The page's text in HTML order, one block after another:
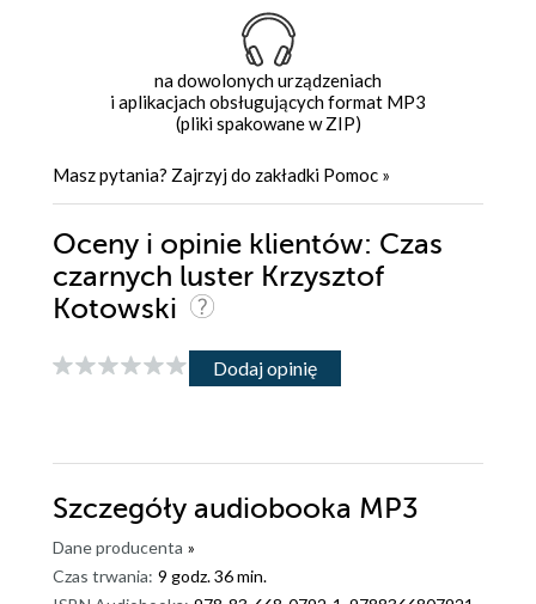
na dowolonych urządzeniach
i aplikacjach obsługujących format MP3
(pliki spakowane w ZIP)
Masz pytania? Zajrzyj do zakładki Pomoc »
Oceny i opinie klientów: Czas
czarnych luster Krzysztof
Kotowski
Dodaj opinię
Szczegóły audiobooka MP3
Dane producenta »
Czas trwania: 9 godz. 36 min.